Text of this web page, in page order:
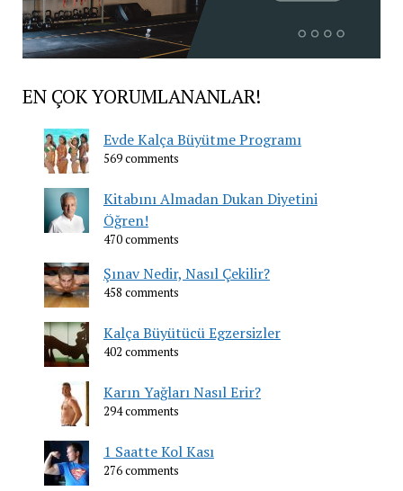
EN ÇOK YORUMLANANLAR!
Evde Kalça Büyütme Programı
569 comments
Kitabını Almadan Dukan Diyetini
Öğren!
470 comments
Şınav Nedir, Nasıl Çekilir?
458 comments
Kalça Büyütücü Egzersizler
402 comments
Karın Yağları Nasıl Erir?
294 comments
1 Saatte Kol Kası
276 comments